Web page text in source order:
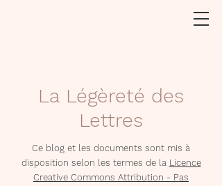
La Légèreté des
Lettres
Ce blog et les documents sont mis à
disposition selon les termes de la Licence
Creative Commons Attribution - Pas